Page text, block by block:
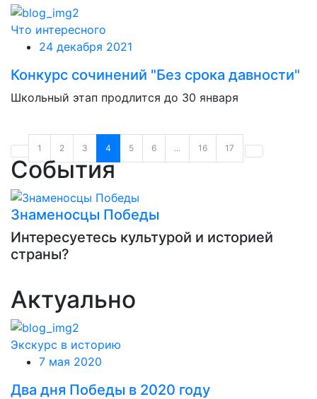
Что интересного
24 декабря 2021
Конкурс сочинений "Без срока давности"
Школьный этап продлится до 30 января
1 2 3 4 5 6 ... 16 17
События
Знаменосцы Победы
Интересуетесь культурой и историей
страны?
Актуально
Экскурс в историю
7 мая 2020
Два дня Победы в 2020 году